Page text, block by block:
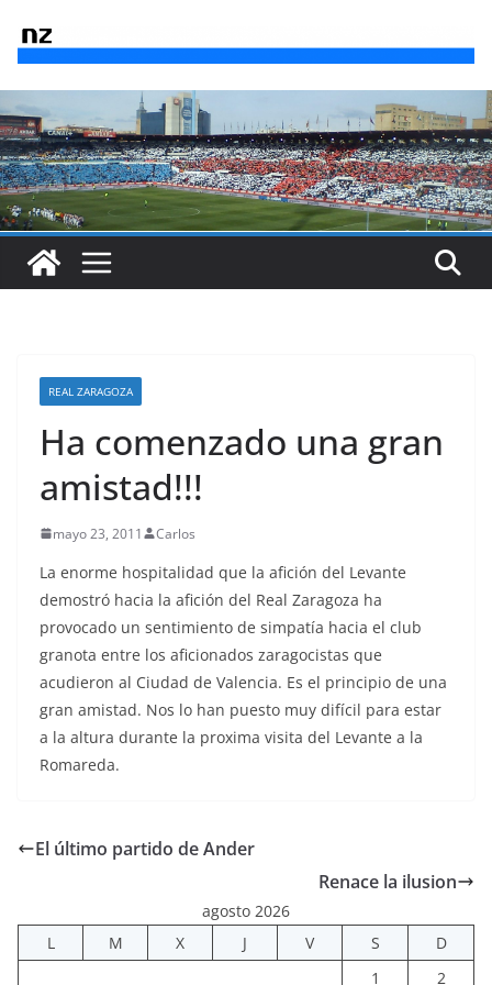
REAL ZARAGOZA
Ha comenzado una gran
amistad!!!
mayo 23, 2011 Carlos
La enorme hospitalidad que la afición del Levante
demostró hacia la afición del Real Zaragoza ha
provocado un sentimiento de simpatía hacia el club
granota entre los aficionados zaragocistas que
acudieron al Ciudad de Valencia. Es el principio de una
gran amistad. Nos lo han puesto muy difícil para estar
a la altura durante la proxima visita del Levante a la
Romareda.
El último partido de Ander
Renace la ilusion
agosto 2026
L
M X J V S
D
1
2